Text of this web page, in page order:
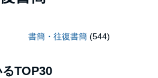
書簡・往復書簡 (544)
TOP30